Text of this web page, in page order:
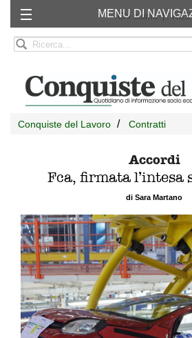
Chi siamo RSS
MENU DI
Conquiste del Lavoro Contratti
Accordi
Fca, firmata l’intesa
di Sara Martano